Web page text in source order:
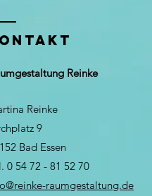
Reinke
Reinke
9
Bad Essen
0­ 54 72 -­ 81 52 70
raumgestaltung.de